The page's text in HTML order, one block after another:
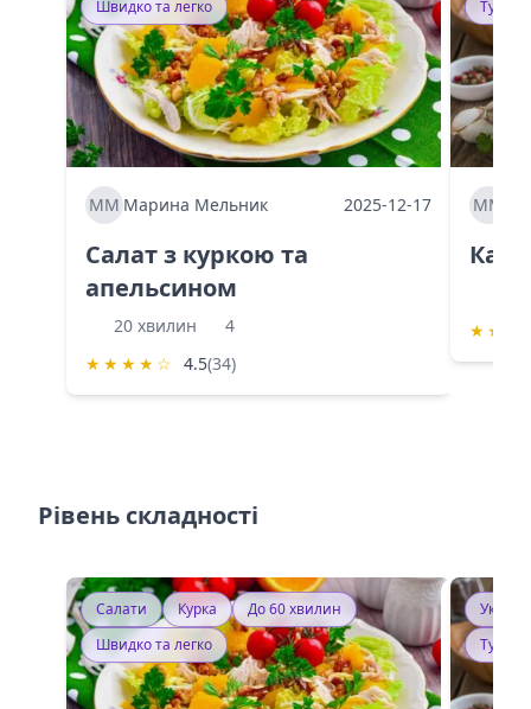
Швидко та легко
ММ Марина Мельник 2025-12-17
Салат з куркою та
апельсином
20 хвилин
4
★ ★ ★ ★ ☆ 4.5(34)
ММ
★ ★
Рівень складності
Салати Курка
До 60 хвилин
Швидко та легко